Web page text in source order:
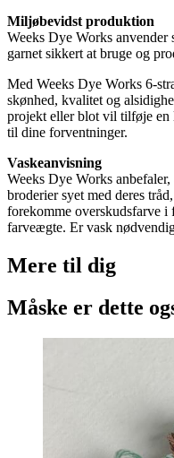
Miljøbevidst produktion
Weeks Dye Works anvender
garnet sikkert at bruge og
Med Weeks Dye Works 6-
skønhed, kvalitet og
projekt eller blot vil tilføje en
til dine forventninger.
Vaskeanvisning
Weeks Dye Works
broderier syet med deres
forekomme overskudsfarve i
farveægte. Er vask
Mere til dig
Måske er dette